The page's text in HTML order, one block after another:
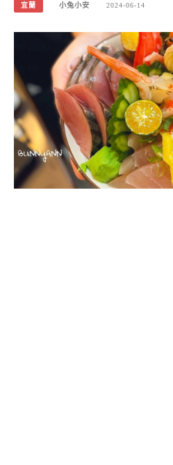
宜蘭 小兔小安 2024-06-14